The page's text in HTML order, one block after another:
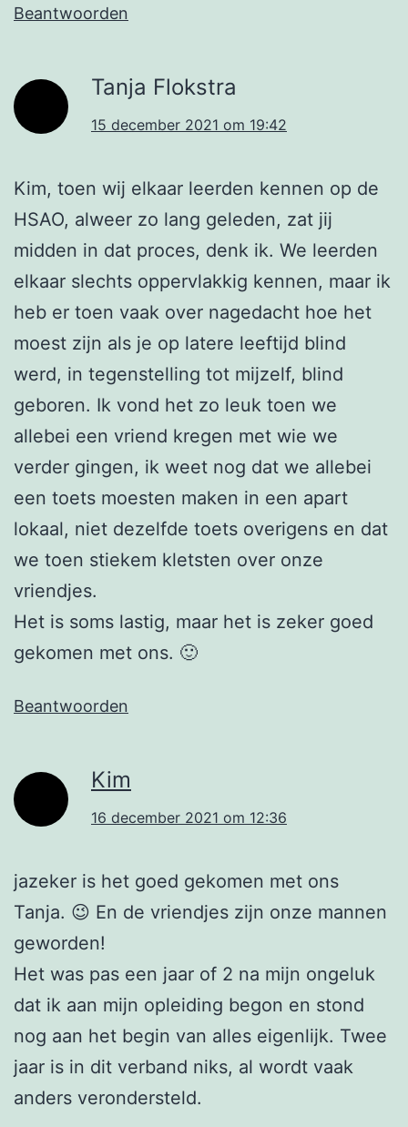
Beantwoorden
Tanja Flokstra
15 december 2021 om 19:42
Kim, toen wij elkaar leerden kennen op de
HSAO, alweer zo lang geleden, zat jij
midden in dat proces, denk ik. We leerden
elkaar slechts oppervlakkig kennen, maar ik
heb er toen vaak over nagedacht hoe het
moest zijn als je op latere leeftijd blind
werd, in tegenstelling tot mijzelf, blind
geboren. Ik vond het zo leuk toen we
allebei een vriend kregen met wie we
verder gingen, ik weet nog dat we allebei
een toets moesten maken in een apart
lokaal, niet dezelfde toets overigens en dat
we toen stiekem kletsten over onze
vriendjes.
Het is soms lastig, maar het is zeker goed
gekomen met ons. 🙂
Beantwoorden
Kim
16 december 2021 om 12:36
jazeker is het goed gekomen met ons
Tanja. 😉 En de vriendjes zijn onze mannen
geworden!
Het was pas een jaar of 2 na mijn ongeluk
dat ik aan mijn opleiding begon en stond
nog aan het begin van alles eigenlijk. Twee
jaar is in dit verband niks, al wordt vaak
anders verondersteld.